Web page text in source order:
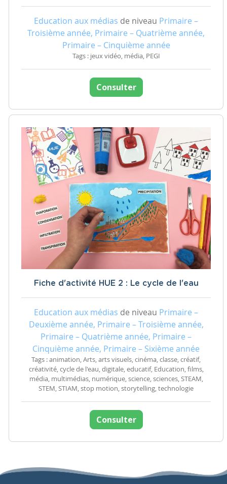
Education aux médias de niveau Primaire –
Troisième année, Primaire – Quatrième année,
Primaire – Cinquième année
Tags : jeux vidéo, média, PEGI
Consulter
Fiche d'activité HUE 2 : Le cycle de l'eau
Education aux médias de niveau Primaire –
Deuxième année, Primaire – Troisième année,
Primaire – Quatrième année, Primaire –
Cinquième année, Primaire – Sixième année
Tags : animation, Arts, arts visuels, cinéma, classe, créatif,
créativité, cycle de l'eau, digitale, educatif, Education, films,
média, multimédias, numérique, science, sciences, STEAM,
STEM, STIAM, stop motion, storytelling, technologie
Consulter